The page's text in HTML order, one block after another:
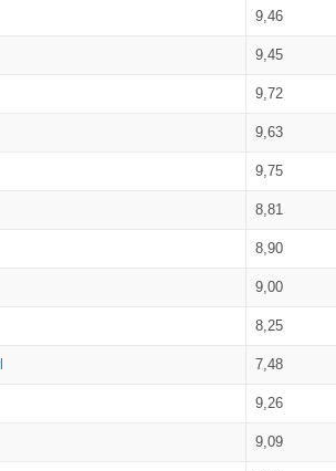
9,46
9,45
9,72
9,63
9,75
8,81
8,90
9,00
8,25
7,48
9,26
9,09